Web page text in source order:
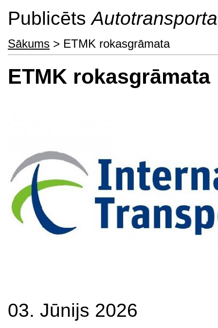
Publicēts
Sākums > ETMK rokasgrāmata
ETMK rokasgrāmata
03. Jūnijs 2026